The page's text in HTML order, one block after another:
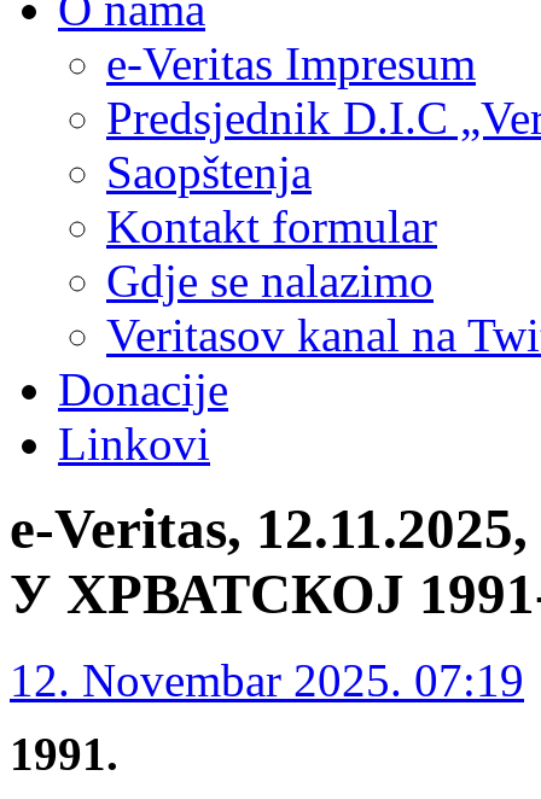
e-Veritas Impresum
Predsjednik D.I.C
Saopštenja
Kontakt formular
Gdje se nalazimo
Veritasov kanal na
Donacije
Linkovi
е-Veritas,
У ХРВАТСКОЈ 1991-
12. Novembar 2025. 07:19
1991.